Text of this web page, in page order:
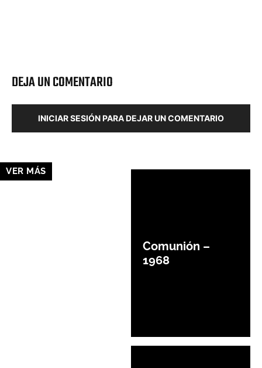
DEJA UN COMENTARIO
INICIAR SESIÓN PARA DEJAR UN COMENTARIO
VER MÁS
Comunión –
1968